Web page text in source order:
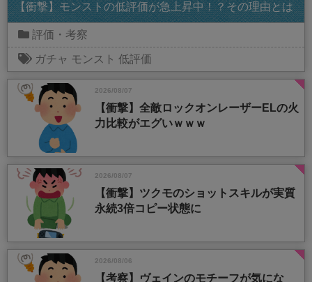
【衝撃】モンストの低評価が急上昇中！？その理由とは
評価・考察
ガチャ モンスト 低評価
2026/08/07
【衝撃】全敵ロックオンレーザーELの火
力比較がエグいｗｗｗ
2026/08/07
【衝撃】ツクモのショットスキルが実質
永続3倍コピー状態に
2026/08/06
【考察】ヴェインのモチーフが気にな